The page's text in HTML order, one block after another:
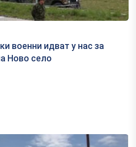
военни идват у нас за
Ново село